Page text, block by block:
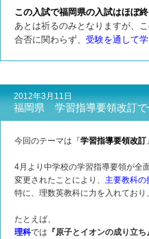
この入試で福岡県の入試はほぼ終
あとは祈るのみとなりますが、
合否に関わらず、 受験を通して
2012年3月11日
福岡県 学習指導要領改訂で
今回のテーマは『学習指導要領改訂
4月より中学校の学習指導要領が全
変更されたことにより、 主要教科の
特に、理数英教科に力を入れてお
たとえば、
理科では 『原子とイオンの成り立